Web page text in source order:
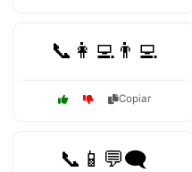
📞👩‍💻👨‍💻
Copiar
📞📱💬🗨️